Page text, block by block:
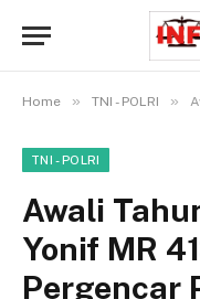
Home » TNI - POLRI »
TNI - POLRI
Awali
Yonif MR
Pergencar